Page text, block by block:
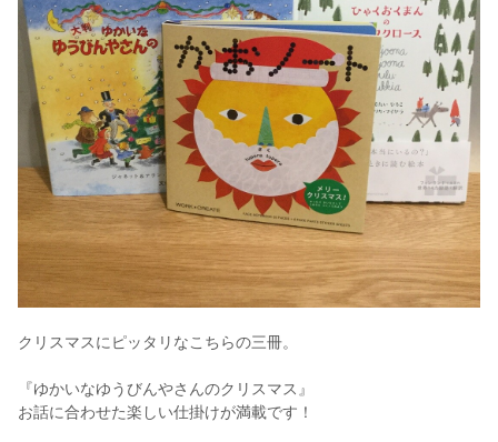
クリスマスにピッタリなこちらの三冊。
『ゆかいなゆうびんやさんのクリスマス』
お話に合わせた楽しい仕掛けが満載です！